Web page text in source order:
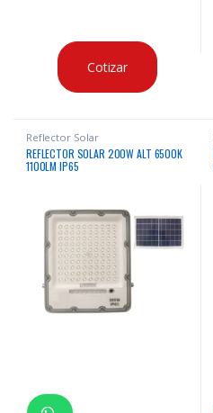
Cotizar
Reflector Solar
REFLECTOR SOLAR 200W ALT 6500K
1100LM IP65